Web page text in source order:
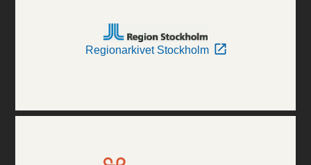
Regionarkivet Stockholm